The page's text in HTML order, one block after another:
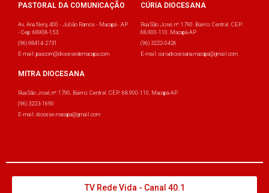
PASTORAL DA COMUNICAÇÃO
Av. Ana Nery, 400 - Julião Ramos - Macapá - AP
- Cep: 68908-153
(96) 98414-2731
E-mail: pascom@diocesedemacapa.com
CÚRIA DIOCESANA
Rua São José, nº: 1790. Bairro: Central. CEP:
68.900-110. Macapá-AP
(96) 3222-0426
E-mail: curiadiocesana.macapa@gmail.com
MITRA DIOCESANA
Rua São José, nº: 1790. Bairro: Central. CEP: 68.900-110. Macapá-AP
(96) 3223-1690
E-mail: diocese.macapa@gmail.com
TV Rede Vida - Canal 40.1